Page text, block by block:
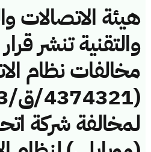
هيئة الاتصالات
والتقنية تنشر
مخالفات نظام
لمخالفة شركة